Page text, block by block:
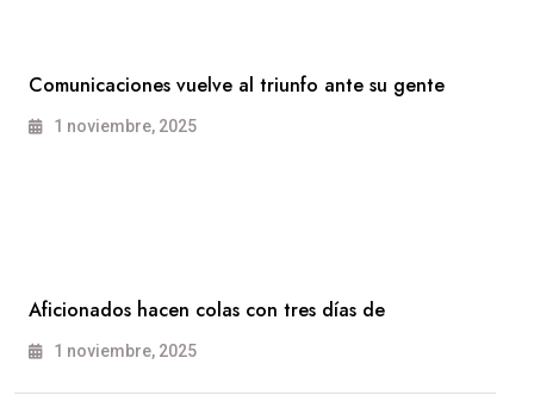
Comunicaciones vuelve al triunfo ante su gente
1 noviembre, 2025
Aficionados hacen colas con tres días de
1 noviembre, 2025